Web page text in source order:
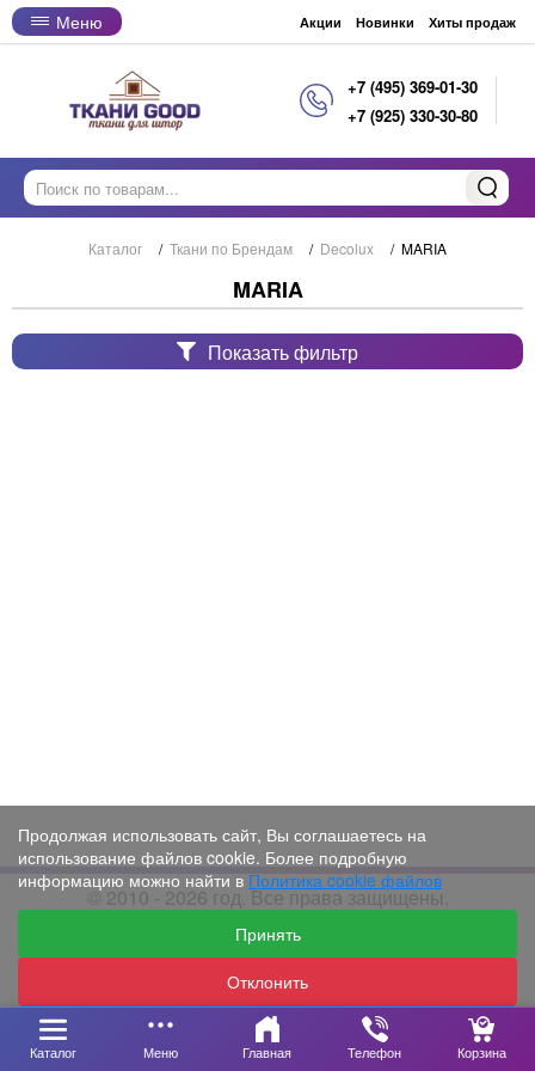
Меню Акции Новинки Хиты продаж
+7 (495) 369-01-30
+7 (925) 330-30-80
Каталог / Ткани по Брендам / Decolux / MARIA
MARIA
Показать фильтр
© 2010 - 2026 год. Все права защищены.
Каталог Меню Главная Телефон Корзина
Продолжая использовать сайт, Вы соглашаетесь на
использование файлов cookie. Более подробную
информацию можно найти в Политика cookie файлов
Принять
Отклонить
Настройки